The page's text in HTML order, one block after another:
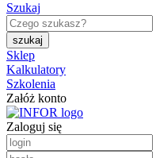
Szukaj
Sklep
Kalkulatory
Szkolenia
Załóż konto
Zaloguj się